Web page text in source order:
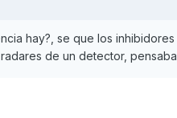
hay?, se que los
de un detector,